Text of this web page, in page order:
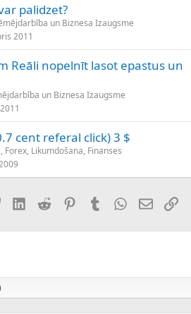
palidzet?
un Biznesa Izaugsme
2011
Reāli nopelnīt lasot epastus un
un Biznesa Izaugsme
cent referal click) 3 $
Forex, Likumdošana, Finanses
BlueskyLinkedInReddit PinterestTumblrWhatsApp
E-pasts